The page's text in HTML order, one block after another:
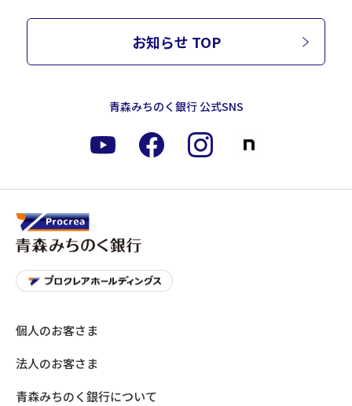
お知らせ TOP
青森みちのく銀行 公式SNS
個人のお客さま
法人のお客さま
青森みちのく銀行について